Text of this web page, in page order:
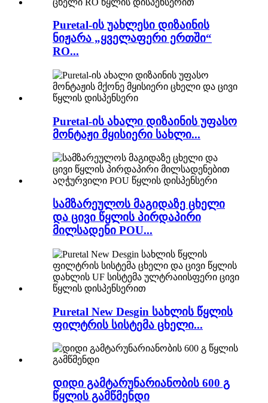
Puretal-ის უახლესი დიზაინის
ნიჟარა „ყველაფერი ერთში“
RO...
Puretal-ის ახალი დიზაინის უფასო
მონტაჟი მყისიერი სახლი...
სამზარეულოს მაგიდაზე ცხელი
და ცივი წყლის პირდაპირი
მილსადენი POU...
Puretal New Desgin სახლის წყლის
ფილტრის სისტემა ცხელი...
დიდი გამტარუნარიანობის 600 გ
წყლის გამწმენდი